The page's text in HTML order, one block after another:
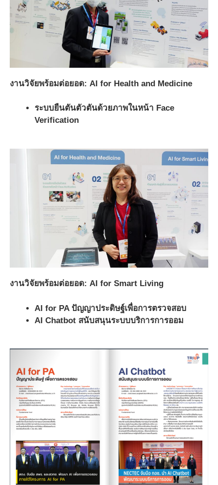
งานวิจัยพร้อมต่อยอด: AI for Health and Medicine
ระบบยืนตันตัวตันด้วยภาพในหน้า Face
Verification
งานวิจัยพร้อมต่อยอด: AI for Smart Living
AI for PA ปัญญาประดิษฐ์เพื่อการตรวจสอบ
AI Chatbot สนับสนุนระบบบริการการออม